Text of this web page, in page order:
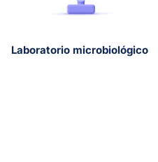
Laboratorio microbiológico